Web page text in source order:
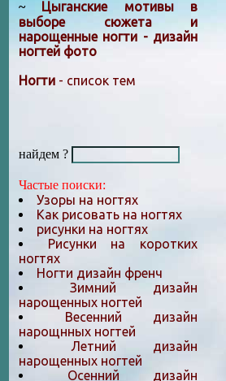
~ Цыганские мотивы в
выборе сюжета и
нарощенные ногти - дизайн
ногтей фото
Ногти - список тем
найдем ?
Частые поиски:
Узоры на ногтях
Как рисовать на ногтях
рисунки на ногтях
Рисунки на коротких
ногтях
Ногти дизайн френч
Зимний дизайн
нарощенных ногтей
Весенний дизайн
нарощнных ногтей
Летний дизайн
нарощенных ногтей
Осенний дизайн